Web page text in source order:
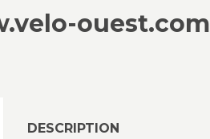
ouest.com
DESCRIPTION